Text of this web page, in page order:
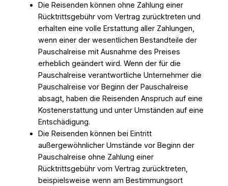
Die Reisenden können ohne Zahlung einer
Rücktrittsgebühr vom Vertrag zurücktreten und
erhalten eine volle Erstattung aller Zahlungen,
wenn einer der wesentlichen Bestandteile der
Pauschalreise mit Ausnahme des Preises
erheblich geändert wird. Wenn der für die
Pauschalreise verantwortliche Unternehmer die
Pauschalreise vor Beginn der Pauschalreise
absagt, haben die Reisenden Anspruch auf eine
Kostenerstattung und unter Umständen auf eine
Entschädigung.
Die Reisenden können bei Eintritt
außergewöhnlicher Umstände vor Beginn der
Pauschalreise ohne Zahlung einer
Rücktrittsgebühr vom Vertrag zurücktreten,
beispielsweise wenn am Bestimmungsort